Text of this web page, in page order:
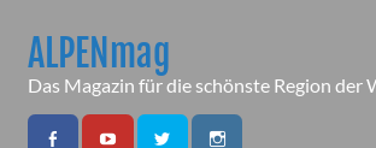
contentALPENmag
Das Magazin für die schönste Region der